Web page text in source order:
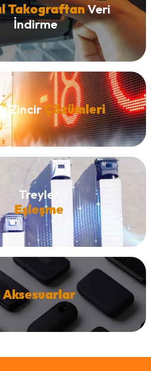
TakograftanVeri
İndirme
ZincirÇözümleri
Treyler
Eşleşme
Aksesuarlar